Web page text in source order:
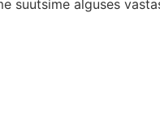
suutsime alguses